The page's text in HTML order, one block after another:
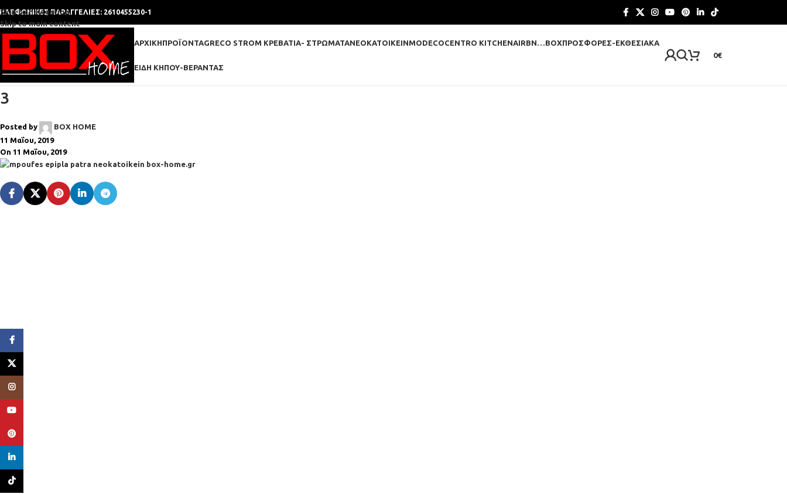
Skip to navigation
Skip to main content
ΠΑΡΑΓΓΕΛΙΕΣ: 2610455230-1
ΑΡΧΙΚΉΠΡΟΪΌΝΤΑGRECO STROM ΚΡΕΒΑΤΙΑ- ΣΤΡΩΜΑΤΑΝΕΟΚΑΤΟΙΚΕΙΝMODECOCENTRO KITCHENAIRBN…BOXΠΡΟΣΦΟΡΈΣ-ΕΚΘΕΣΙΑΚΆ
ΕΊΔΗ ΚΉΠΟΥ-ΒΕΡΆΝΤΑΣ
0€
3
Posted by
BOX HOME
11 Μαΐου, 2019
On 11 Μαΐου, 2019